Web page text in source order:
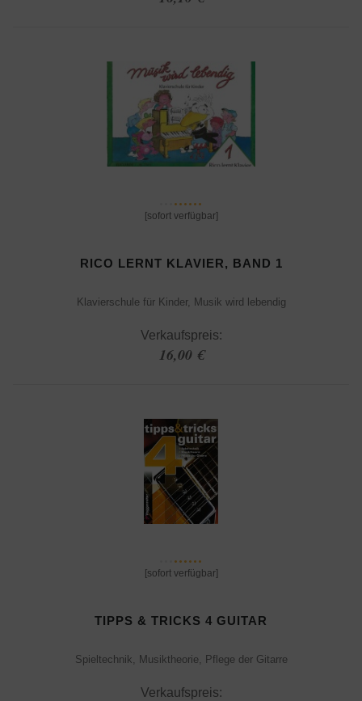
[sofort verfügbar]
RICO LERNT KLAVIER, BAND 1
Klavierschule für Kinder, Musik wird lebendig
Verkaufspreis:
16,00 €
[sofort verfügbar]
TIPPS & TRICKS 4 GUITAR
Spieltechnik, Musiktheorie, Pflege der Gitarre
Verkaufspreis: